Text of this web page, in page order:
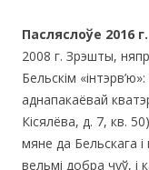
Пасляслоўе 2016 г.
2008 г. Зрэшты,
Бельскім
аднапакаёвай
Кісялёва, д. 7, кв.
мяне да Бельскага
вельмі добра чуў, і